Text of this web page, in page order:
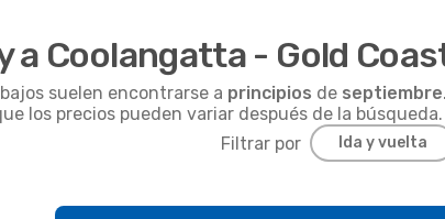
Coolangatta - Gold
suelen encontrarse a principios de septiembre
los precios pueden variar después de la búsqueda.
Filtrar por
Ida y vuelta